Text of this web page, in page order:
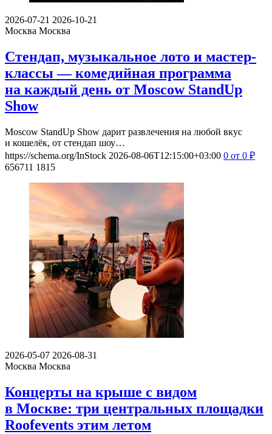
2026-07-21 2026-10-21
Москва Москва
Стендап, музыкальное лото и мастер-
классы — комедийная программа
на каждый день от Moscow StandUp
Show
Moscow StandUp Show дарит развлечения на любой вкус
и кошелёк, от стендап шоу…
https://schema.org/InStock 2026-08-06T12:15:00+03:00 0 от 0 ₽
656711 1815
2026-05-07 2026-08-31
Москва Москва
Концерты на крыше с видом
в Москве: три центральных площадки
Roofevents этим летом